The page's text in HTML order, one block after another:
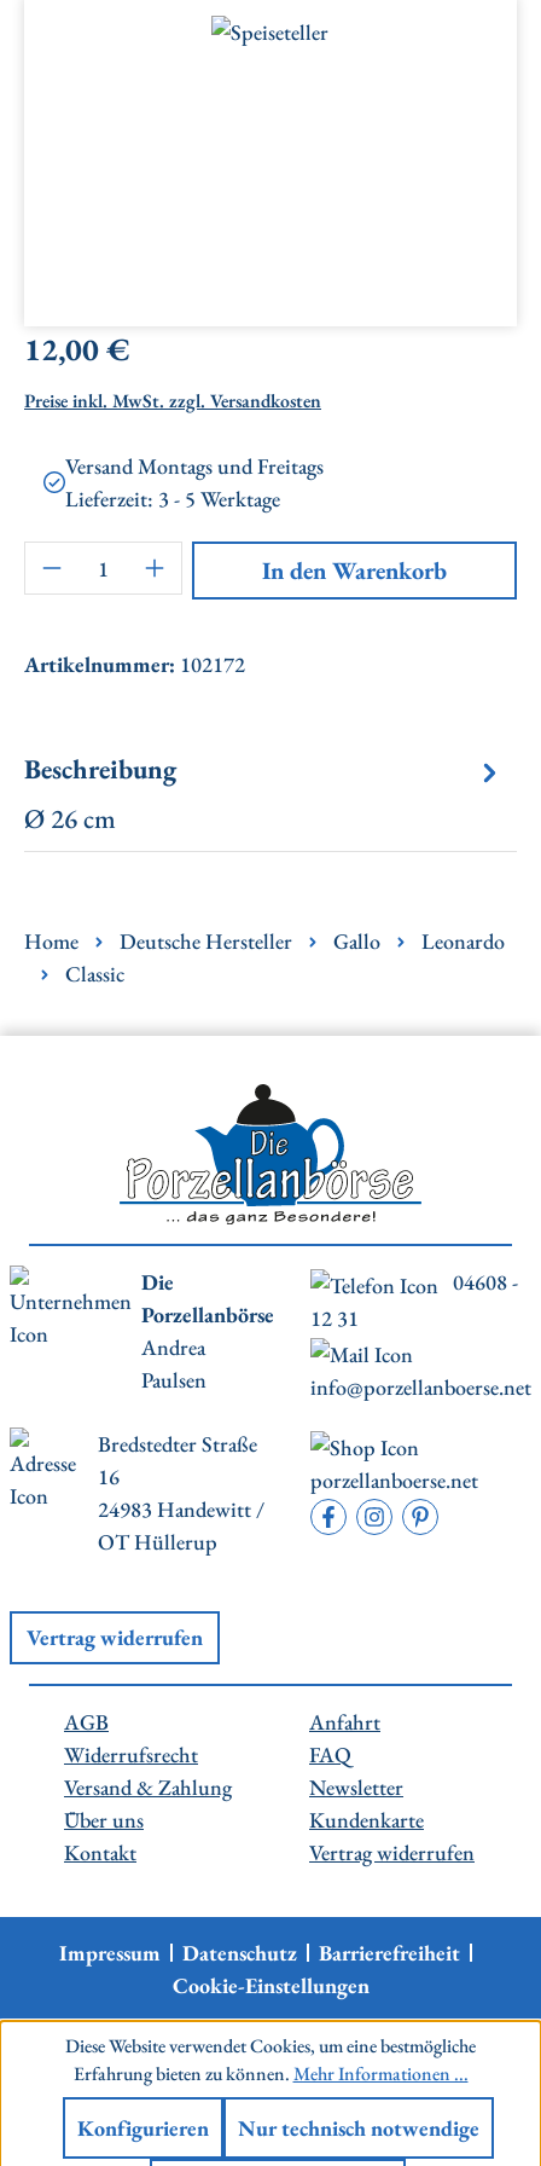
Bildergalerie überspringen
Regulärer Preis:
12,00 €
Preise inkl. MwSt. zzgl. Versandkosten
Versand Montags und Freitags
Lieferzeit: 3 - 5 Werktage
Artikel Anzahl: Gib den gewünschten
In den Warenkorb
Artikelnummer: 102172
Beschreibung
Ø 26 cm
Home Deutsche Hersteller Gallo
Leonardo
Classic
Die
Porzellanbörse
Andrea
Paulsen
04608 -
12 31
info@porzellanboerse.net
Bredstedter Straße
16
24983 Handewitt /
OT Hüllerup
porzellanboerse.net
Vertrag widerrufen
AGB
Widerrufsrecht
Versand & Zahlung
Über uns
Kontakt
Anfahrt
FAQ
Newsletter
Kundenkarte
Vertrag widerrufen
Impressum Datenschutz
Barrierefreiheit
Cookie-Einstellungen
Diese Website verwendet Cookies, um eine bestmögliche
Erfahrung bieten zu können.Mehr Informationen ...
Nur technisch notwendige
Konfigurieren